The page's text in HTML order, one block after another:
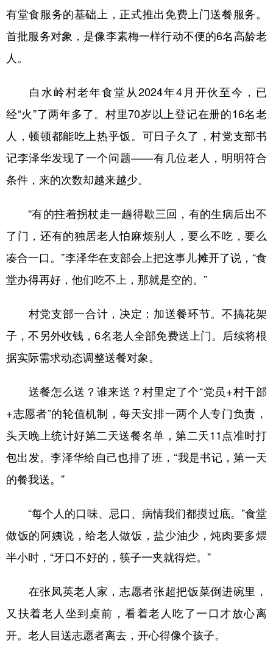
北京 天津 河北 山西
山东 河南 湖北 湖南
广东 广西 海南 重庆
四川 贵州 云南 西藏
陕西 甘肃
新疆 内蒙古 黑龙江
多语种频道
English Español Français
Русский язык 日本語 한국어
Deutsch Português
有堂食服务的基础上，正式推出免费上门送餐服务。
首批服务对象，是像李素梅一样行动不便的6名高龄老
人。
白水岭村老年食堂从2024年4月开伙至今，已
经“火”了两年多了。村里70岁以上登记在册的16名老
人，顿顿都能吃上热乎饭。可日子久了，村党支部书
记李泽华发现了一个问题——有几位老人，明明符合
条件，来的次数却越来越少。
“有的拄着拐杖走一趟得歇三回，有的生病后出不
了门，还有的独居老人怕麻烦别人，要么不吃，要么
凑合一口。”李泽华在支部会上把这事儿摊开了说，“食
堂办得再好，他们吃不上，那就是空的。”
村党支部一合计，决定：加送餐环节。不搞花架
子，不另外收钱，6名老人全部免费送上门。后续将根
据实际需求动态调整送餐对象。
送餐怎么送？谁来送？村里定了个“党员+村干部
+志愿者”的轮值机制，每天安排一两个人专门负责，
头天晚上统计好第二天送餐名单，第二天11点准时打
包出发。李泽华给自己也排了班，“我是书记，第一天
的餐我送。”
“每个人的口味、忌口、病情我们都摸过底。”食堂
做饭的阿姨说，给老人做饭，盐少油少，炖肉要多煨
半小时，“牙口不好的，筷子一夹就得烂。”
在张凤英老人家，志愿者张超把饭菜倒进碗里，
又扶着老人坐到桌前，看着老人吃了一口才放心离
开。老人目送志愿者离去，开心得像个孩子。